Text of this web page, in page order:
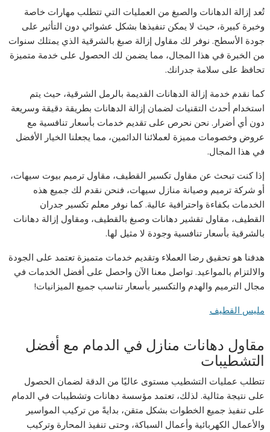
تُعد إزالة الدهانات والصبغ من العمليات التي تتطلب مهارات خاصة
وخبرة كبيرة، حيث لا يمكن تنفيذها بشكل عشوائي دون التأثير على
جودة الأسطح. نوفر لك مقاول إزالة صبغ بالشرقية الذي يمتلك سنوات
من الخبرة في هذا المجال، مما يضمن لك الحصول على خدمة متميزة
تحافظ على سلامة جدرانك.
كما نقدم خدمة إزالة الدهانات القديمة بالرمل الشرقية، حيث يتم
استخدام أحدث التقنيات لضمان إزالة الدهانات بطريقة دقيقة وسريعة
دون أي أضرار. نحن نحرص على تقديم خدمات بأسعار تنافسية مع
عروض وخصومات مميزة لعملائنا الدائمين، مما يجعلنا الخيار الأفضل
في هذا المجال.
إذا كنت تبحث عن مقاول تكسير القطيف، مقاول ترميم بيوت سيهات،
أو شركة ترميم وصيانة منازل سيهات، فنحن نقدم لك جميع هذه
الخدمات بكفاءة واحترافية عالية. كما نوفر معلم تكسير جدران
القطيف، مقاول تقشير دهانات وصبغ بالقطيف، ومقاول إزالة دهانات
بالشرقية بأسعار تنافسية وجودة لا مثيل لها.
هدفنا هو تحقيق رضا العملاء وتقديم خدمات متميزة تعتمد على الجودة
والالتزام بالمواعيد. تواصل معنا الآن واحصل على أفضل الخدمات في
مجال الترميم والهدم والتكسير بأسعار تناسب جميع الميزانيات!
مليس القطيف
مقاول دهانات منازل في الدمام مع أفضل
التشطيبات
تتطلب عمليات التشطيب مستوى عاليًا من الدقة لضمان الحصول
على نتيجة مثالية. لذلك، تعتمد مؤسسة دهانات وتشطيبات في الدمام
على تنفيذ جميع الخطوات بشكل متقن، بدايةً من تركيب المواسير
والأعمال الكهربائية وأعمال السباكة، وحتى تنفيذ المحارة وتركيب